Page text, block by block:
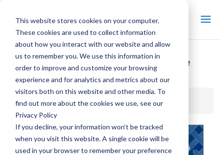
This website stores cookies on your computer.
These cookies are used to collect information
about how you interact with our website and allow
us to remember you. We use this information in
order to improve and customize your browsing
experience and for analytics and metrics about our
visitors both on this website and other media. To
find out more about the cookies we use, see our
Privacy Policy
If you decline, your information won’t be tracked
when you visit this website. A single cookie will be
used in your browser to remember your preference
La différence Marley – Entrée
SystemConnect
Accueil / Bibliothèque /La différence Marley – Entrée
SystemConnect